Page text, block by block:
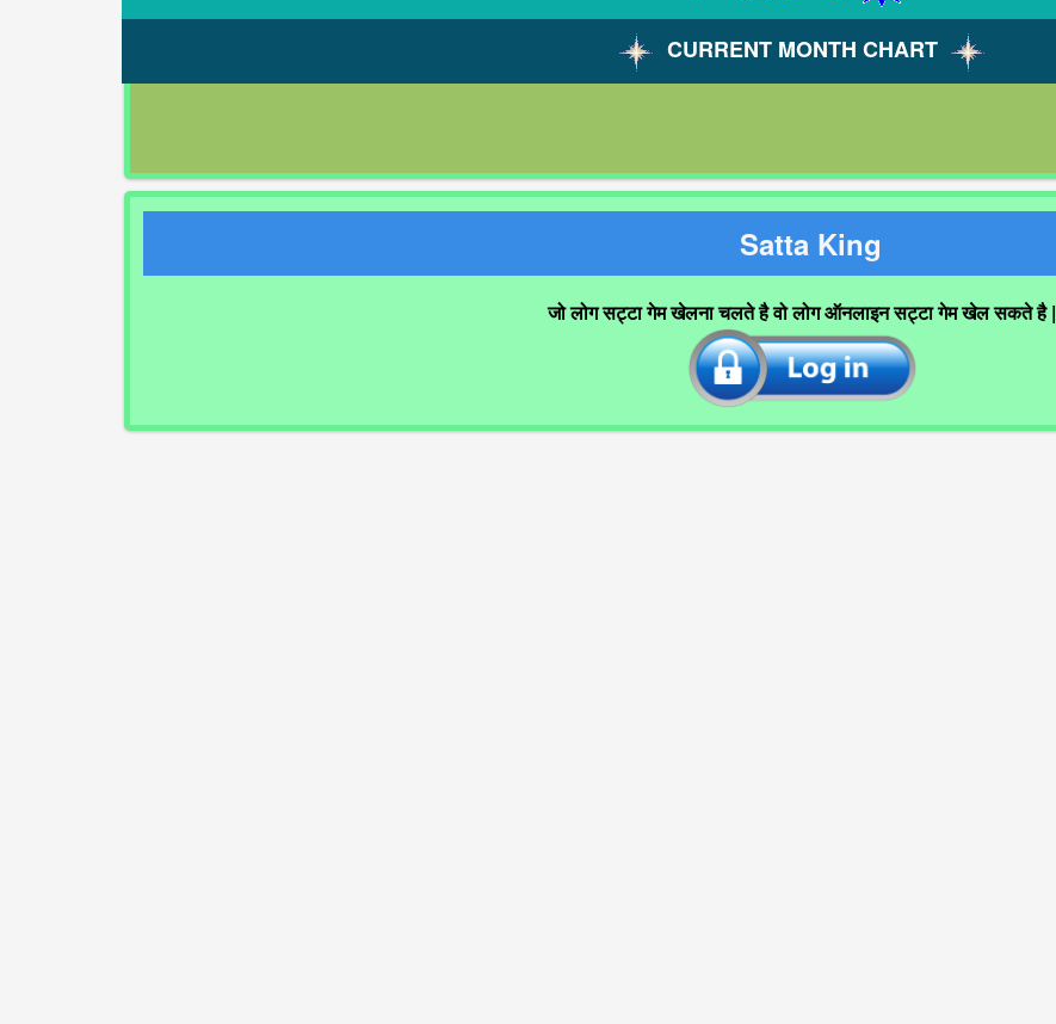
CURRENT MONTH CHART
Satta King
जो लोग सट्टा गेम खेलना चलते है वो लोग ऑनलाइन सट्टा गेम खेल सकते है |